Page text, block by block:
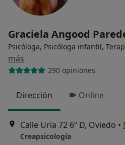
Graciela Angood
Psicóloga, Psicóloga infantil,
más
290 opiniones
Dirección Online
Calle Uria 72 6º D, Oviedo •
Creapsicología